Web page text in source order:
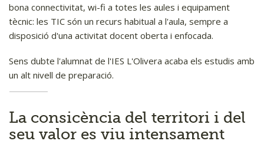
bona connectivitat, wi-fi a totes les aules i equipament
tècnic: les TIC són un recurs habitual a l'aula, sempre a
disposició d'una activitat docent oberta i enfocada.
Sens dubte l'alumnat de l'IES L'Olivera acaba els estudis amb
un alt nivell de preparació.
La consicència del territori i del
seu valor es viu intensament